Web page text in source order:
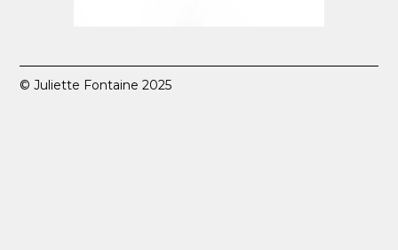
© Juliette Fontaine 2025